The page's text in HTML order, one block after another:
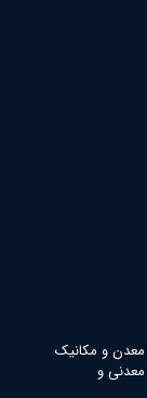
معدن و مکانیک
معدنی و